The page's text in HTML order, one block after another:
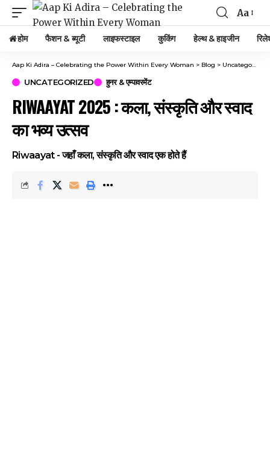
Font
Resizer
Aa
होम फैशन & ब्यूटी लाइफस्टाइल कुकिंग हेल्थ & हाइजीन
Aap Ki Adira – Celebrating the Power Within Every Woman > Blog > Uncategorized
UNCATEGORIZED हुनर & एम्पावरमेंट
RIWAAYAT 2025 : कला, संस्कृति और स्वाद
का भव्य उत्सव
Riwaayat - जहाँ कला, संस्कृति और स्वाद एक होते हैं